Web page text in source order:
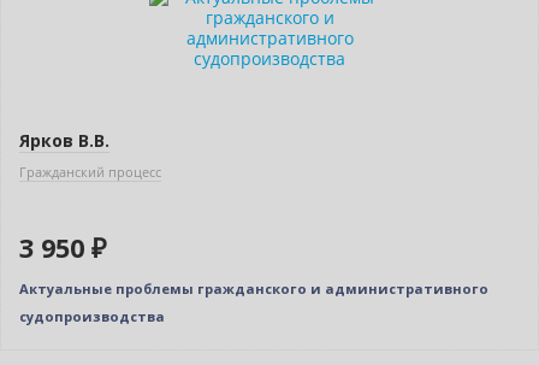
Ярков В.В.
Гражданский процесс
3 950 ₽
Актуальные проблемы гражданского и административного
судопроизводства